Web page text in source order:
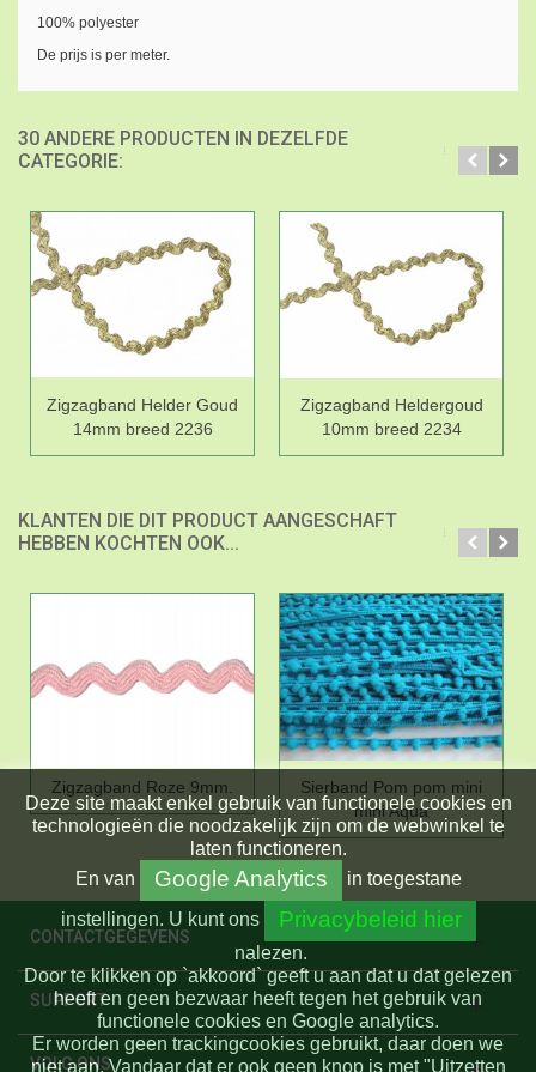
100% polyester
De prijs is per meter.
30 ANDERE PRODUCTEN IN DEZELFDE
CATEGORIE:
Zigzagband Helder Goud
14mm breed 2236
Zigzagband Heldergoud
10mm breed 2234
KLANTEN DIE DIT PRODUCT AANGESCHAFT
HEBBEN KOCHTEN OOK...
Zigzagband Roze 9mm.
Sierband Pom pom mini
mini Aqua
CONTACTGEGEVENS
SUPPORT
VOLG ONS
Deze site maakt enkel gebruik van functionele cookies en
technologieën die noodzakelijk zijn om de webwinkel te
laten functioneren.
En van Google Analytics
in toegestane
instellingen. U kunt ons Privacybeleid hier
nalezen.
Door te klikken op `akkoord` geeft u aan dat u dat gelezen
heeft en geen bezwaar heeft tegen het gebruik van
functionele cookies en Google analytics.
Er worden geen trackingcookies gebruikt, daar doen we
niet aan. Vandaar dat er ook geen knop is met "Uitzetten